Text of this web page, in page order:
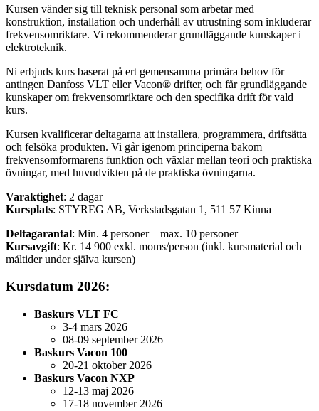
Kursen vänder sig till teknisk personal som arbetar med
konstruktion, installation och underhåll av utrustning som inkluderar
frekvensomriktare. Vi rekommenderar grundläggande kunskaper i
elektroteknik.
Ni erbjuds kurs baserat på ert gemensamma primära behov för
antingen Danfoss VLT eller Vacon® drifter, och får grundläggande
kunskaper om frekvensomriktare och den specifika drift för vald
kurs.
Kursen kvalificerar deltagarna att installera, programmera, driftsätta
och felsöka produkten. Vi går igenom principerna bakom
frekvensomformarens funktion och växlar mellan teori och praktiska
övningar, med huvudvikten på de praktiska övningarna.
Varaktighet: 2 dagar
Kursplats: STYREG AB, Verkstadsgatan 1, 511 57 Kinna
Deltagarantal: Min. 4 personer – max. 10 personer
Kursavgift: Kr. 14 900 exkl. moms/person (inkl. kursmaterial och
måltider under själva kursen)
Kursdatum 2026:
Baskurs VLT FC
3-4 mars 2026
08-09 september 2026
Baskurs Vacon 100
20-21 oktober 2026
Baskurs Vacon NXP
12-13 maj 2026
17-18 november 2026